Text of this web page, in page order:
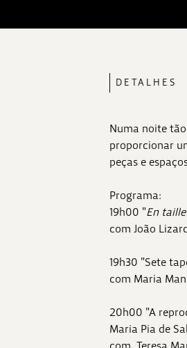
DETALHES
Numa noite
proporcionar
peças e
Programa:
19h00 "En
com João
19h30 "Sete
com Maria
20h00 "A
Maria Pia de